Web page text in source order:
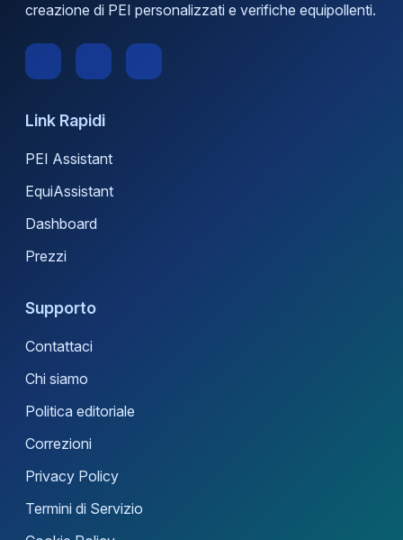
creazione di PEI personalizzati e verifiche equipollenti.
Link Rapidi
PEI Assistant
EquiAssistant
Dashboard
Prezzi
Supporto
Contattaci
Chi siamo
Politica editoriale
Correzioni
Privacy Policy
Termini di Servizio